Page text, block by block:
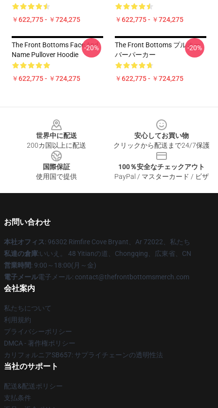
￥622,775 - ￥724,275 ￥622,775 - ￥724,275
The Front Bottoms Face And
Name Pullover Hoodie
￥622,775 - ￥724,275
-20%
The Front Bottoms プルオー
バーパーカー
￥622,775 - ￥724,275
-20%
世界中に配送
200カ国以上に配送
安心してお買い物
クリックから配送まで24/7保護
国際保証
使用国で提供
100％安全なチェックアウト
PayPal / マスターカード / ビザ
お問い合わせ
本社オフィス: 96302 Rimfire Cove Bryant、Ar 72022、私たち
私達の倉庫:いいえ。 48 Yitianの道、Chongqing、広東省、CN
営業時間: 9:00～18:00(月～金)
電子メール電子メール: contact@thefrontbottomsmerch.com
会社案内
私たちについて
利用規約
プライバシーポリシー
DMCA - 著作権ポリシー
カリフォルニアSB657: サプライチェーンの透明性法
当社のサポート
配送&配送ポリシー
支払条件